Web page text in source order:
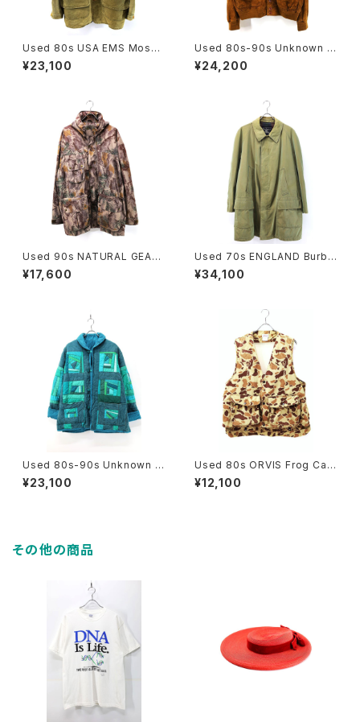
Used 80s USA EMS Moss
Green Duck Cotton Huntin
g Field Jacket Size L 古着
¥23,100
Used 80s-90s Unknown B
rown Tanned Leather Valst
ar Jacket Size 58 XL 相当
¥24,200
Used 90s NATURAL GEAR
Beatiful Real Tree Camo F
ake Suede Mountain Parka
¥17,600
Used 70s ENGLAND Burbe
rrys Equivocal Balmacaan
Half Coat Size L 相当 古着
¥34,100
Used 80s-90s Unknown T
urquoise Quilt Patch Work
Padded Jacket Size L-XL
¥23,100
Used 80s ORVIS Frog Cam
o Hunting Gimmick Vest Si
ze L 古着
¥12,100
その他の商品